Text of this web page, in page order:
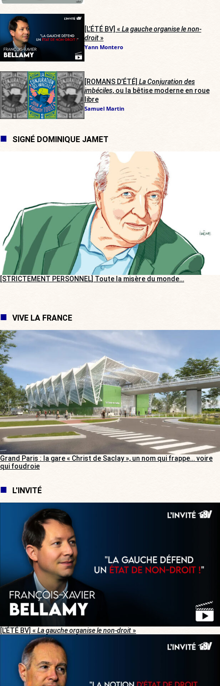
[L’ÉTÉ BV] « La gauche organise le non-
droit»
Yann Montero
[ROMANS D’ÉTÉ] La Conjuration des
imbéciles, ou la bêtise moderne en roue
libre
Samuel Martin
SIGNÉ DOMINIQUE JAMET
[STRICTEMENT PERSONNEL] Toute la misère du monde…
VIVE LA FRANCE
Grand Paris : la gare « Christ de Saclay », un nom qui frappe… voire
qui foudroie
L'INVITÉ
[L’ÉTÉ BV] « La gauche organise le non-droit»